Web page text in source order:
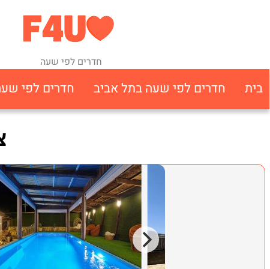
חדרים לפי שעה
בית חדרים לפי שעה בתל אביב חדרים לפי